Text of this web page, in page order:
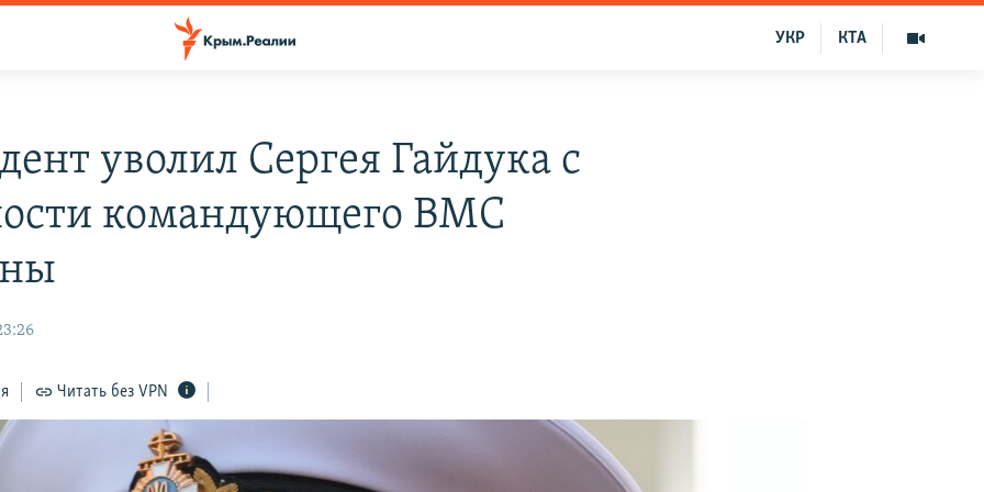
КТА
УКР
уволил Сергея Гайдука с
командующего ВМС
Читать без VPN